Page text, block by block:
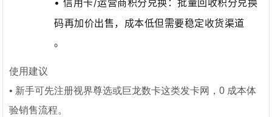
• 信用卡/运营商积分兑换：批量回收积分兑换
码再加价出售，成本低但需要稳定收货渠道
。
使用建议
• 新手可先注册视界尊选或巨龙数卡这类发卡网，0 成本体
验销售流程。